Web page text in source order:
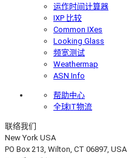
运作时间计算器
IXP 比较
Common IXes
Looking Glass
频宽测试
Weathermap
ASN Info
帮助中心
全球IT物流
联络我们
New York USA
PO Box 213, Wilton, CT 06897, USA